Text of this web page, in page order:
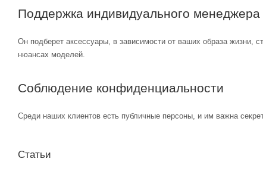
Поддержка индивидуального менеджера
Он подберет аксессуары, в зависимости от ваших образа жизни,
нюансах моделей.
Соблюдение конфиденциальности
Среди наших клиентов есть публичные персоны, и им важна
Статьи